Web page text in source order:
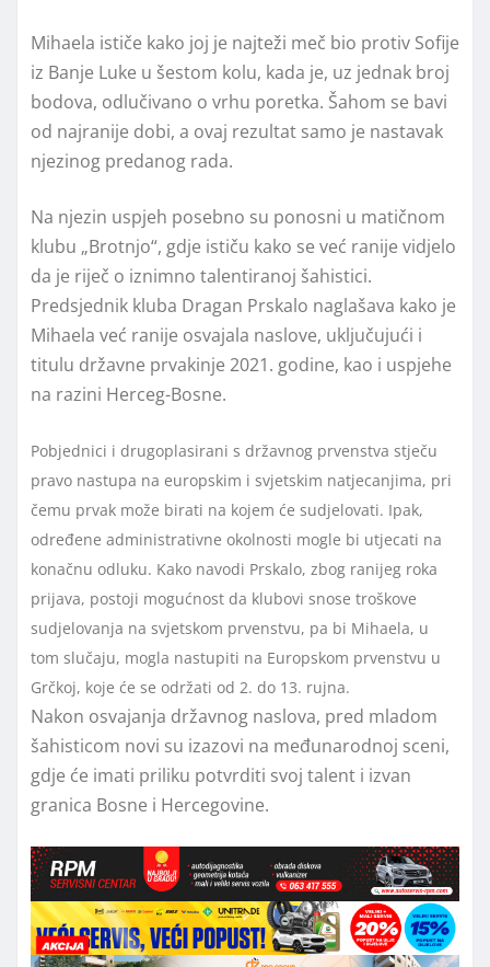
Mihaela ističe kako joj je najteži meč bio protiv Sofije
iz Banje Luke u šestom kolu, kada je, uz jednak broj
bodova, odlučivano o vrhu poretka. Šahom se bavi
od najranije dobi, a ovaj rezultat samo je nastavak
njezinog predanog rada.
Na njezin uspjeh posebno su ponosni u matičnom
klubu „Brotnjo“, gdje ističu kako se već ranije vidjelo
da je riječ o iznimno talentiranoj šahistici.
Predsjednik kluba Dragan Prskalo naglašava kako je
Mihaela već ranije osvajala naslove, uključujući i
titulu državne prvakinje 2021. godine, kao i uspjehe
na razini Herceg-Bosne.
Pobjednici i drugoplasirani s državnog prvenstva stječu
pravo nastupa na europskim i svjetskim natjecanjima, pri
čemu prvak može birati na kojem će sudjelovati. Ipak,
određene administrativne okolnosti mogle bi utjecati na
konačnu odluku. Kako navodi Prskalo, zbog ranijeg roka
prijava, postoji mogućnost da klubovi snose troškove
sudjelovanja na svjetskom prvenstvu, pa bi Mihaela, u
tom slučaju, mogla nastupiti na Europskom prvenstvu u
Grčkoj, koje će se održati od 2. do 13. rujna.
Nakon osvajanja državnog naslova, pred mladom
šahisticom novi su izazovi na međunarodnoj sceni,
gdje će imati priliku potvrditi svoj talent i izvan
granica Bosne i Hercegovine.